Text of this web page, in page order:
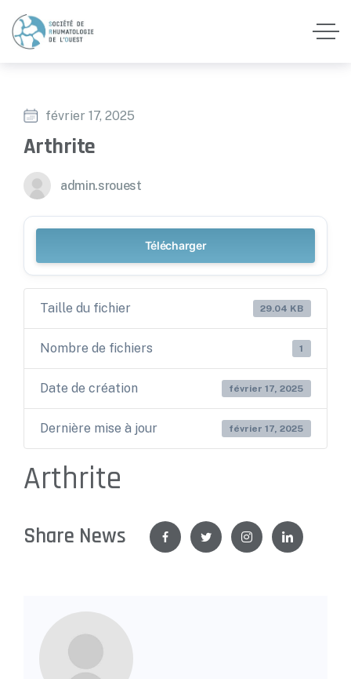
février 17, 2025
Arthrite
admin.srouest
Télécharger
Taille du fichier 29.04 KB
Nombre de fichiers 1
Date de création février 17, 2025
Dernière mise à jour février 17, 2025
Arthrite
Share News